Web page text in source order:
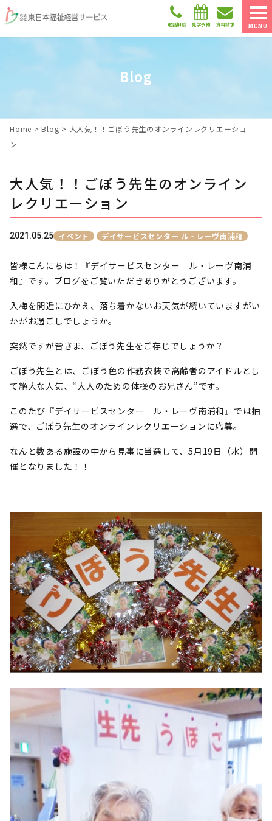
MENU
電話相談 見学予約 資料請求
Blog
Home > Blog > 大人気！！ごぼう先生のオンラインレクリエーショ
ン
大人気！！ごぼう先生のオンライン
レクリエーション
2021.05.25 イベント デイサービスセンター ル・レーヴ南浦和
皆様こんにちは！『デイサービスセンター ル・レーヴ南浦
和』です。ブログをご覧いただきありがとうございます。
入梅を間近にひかえ、落ち着かないお天気が続いていますがい
かがお過ごしでしょうか。
突然ですが皆さま、ごぼう先生をご存じでしょうか？
ごぼう先生とは、ごぼう色の作務衣装で高齢者のアイドルとし
て絶大な人気、“大人のための体操のお兄さん”です。
このたび『デイサービスセンター ル・レーヴ南浦和』では抽
選で、ごぼう先生のオンラインレクリエーションに応募。
なんと数ある施設の中から見事に当選して、5月19日（水）開
催となりました！！